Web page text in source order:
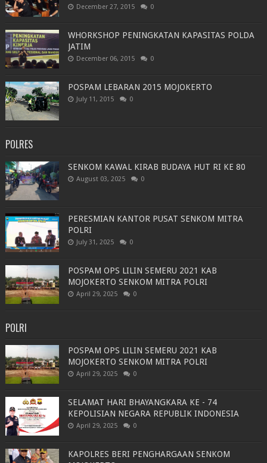
December 27, 2015 0
WHORKSHOP PENINGKATAN KAPASITAS POLDA
JATIM
December 06, 2015 0
POSPAM LEBARAN 2015 MOJOKERTO
July 11, 2015 0
POLRES
SENKOM KAWAL KIRAB BUDAYA HUT RI KE 80
August 03, 2025 0
PERESMIAN KANTOR PUSAT SENKOM MITRA
POLRI
July 31, 2025 0
POSPAM OPS LILIN SEMERU 2021 KAB
MOJOKERTO SENKOM MITRA POLRI
April 29, 2025 0
POLRI
POSPAM OPS LILIN SEMERU 2021 KAB
MOJOKERTO SENKOM MITRA POLRI
April 29, 2025 0
SELAMAT HARI BHAYANGKARA KE - 74
KEPOLISIAN NEGARA REPUBLIK INDONESIA
April 29, 2025 0
KAPOLRES BERI PENGHARGAAN SENKOM